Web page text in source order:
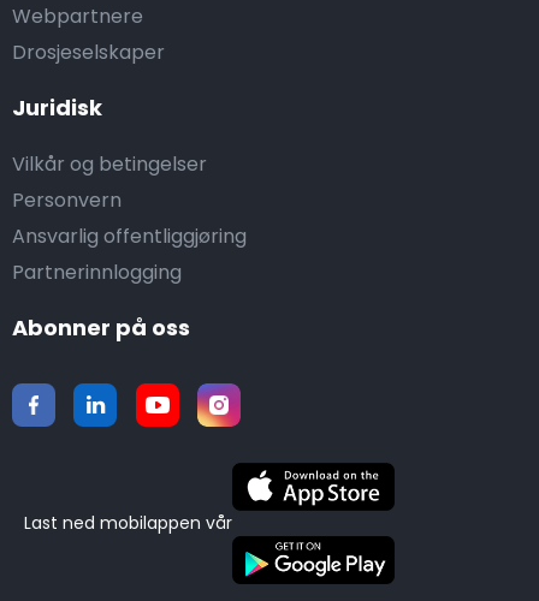
Webpartnere
Drosjeselskaper
Juridisk
Vilkår og betingelser
Personvern
Ansvarlig offentliggjøring
Partnerinnlogging
Abonner på oss
Last ned mobilappen vår